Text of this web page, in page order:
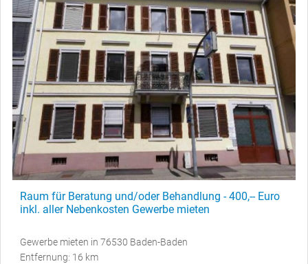
Raum für Beratung und/oder Behandlung - 400,-- Euro
inkl. aller Nebenkosten Gewerbe mieten
Gewerbe mieten in 76530 Baden-Baden
Entfernung: 16 km